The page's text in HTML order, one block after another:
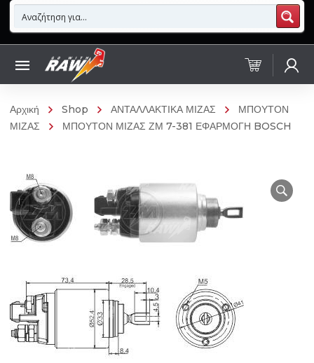
Αρχική Shop ΑΝΤΑΛΛΑΚΤΙΚΑ ΜΙΖΑΣ
ΜΠΟΥΤΟΝ
ΜΙΖΑΣ
ΜΠΟΥΤΟΝ ΜΙΖΑΣ ΖΜ 7-381 ΕΦΑΡΜΟΓΗ BOSCH